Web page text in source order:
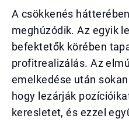
A csökkenés
meghúzódik. Az egyik
befektetők körében
profitrealizálás. Az
emelkedése után
hogy lezárják
keresletet, és ezzel